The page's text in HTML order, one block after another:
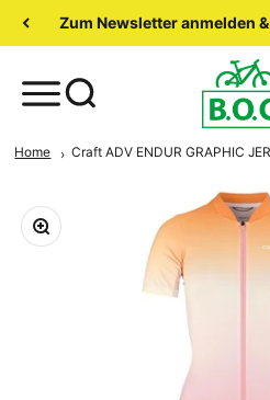
Zum Newsletter anmelden
Home Craft ADV ENDUR GRAPHIC